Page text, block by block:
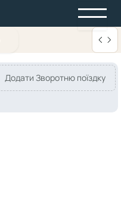
Додати Зворотню поїздку